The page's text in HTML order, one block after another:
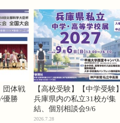
団体戦
優勝
【高校受験】【中学受験】
兵庫県内の私立31校が集
結、個別相談会9/6
2026.7.28